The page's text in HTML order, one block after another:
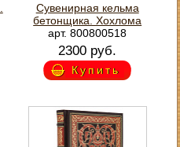
Сувенирная кельма
бетонщика. Хохлома
арт. 800800518
2300 руб.
Купить